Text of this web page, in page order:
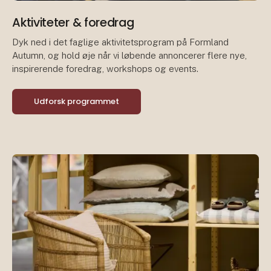
Aktiviteter & foredrag
Dyk ned i det faglige aktivitetsprogram på Formland
Autumn, og hold øje når vi løbende annoncerer flere nye,
inspirerende foredrag, workshops og events.
Udforsk programmet